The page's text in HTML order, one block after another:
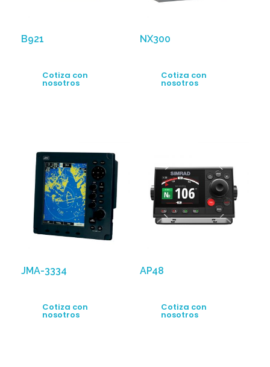
B921
Cotiza con
nosotros
NX300
Cotiza con
nosotros
JMA-3334
Cotiza con
nosotros
AP48
Cotiza con
nosotros